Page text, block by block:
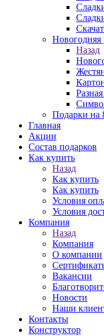
Новогодняя
Назад
Подарки на
Главная
Акции
Состав подарков
Как купить
Назад
Как купить
Как купить
Условия
Условия
Компания
Назад
Компания
О компании
Вакансии
Новости
Наши
Контакты
Конструктор